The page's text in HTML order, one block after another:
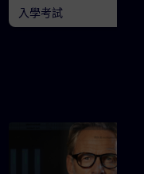
入學考試